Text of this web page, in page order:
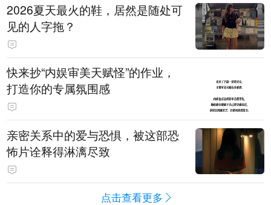
2026夏天最火的鞋，居然是随处可
见的人字拖？
快来抄“内娱审美天赋怪”的作业，
打造你的专属氛围感
亲密关系中的爱与恐惧，被这部恐
怖片诠释得淋漓尽致
点击查看更多